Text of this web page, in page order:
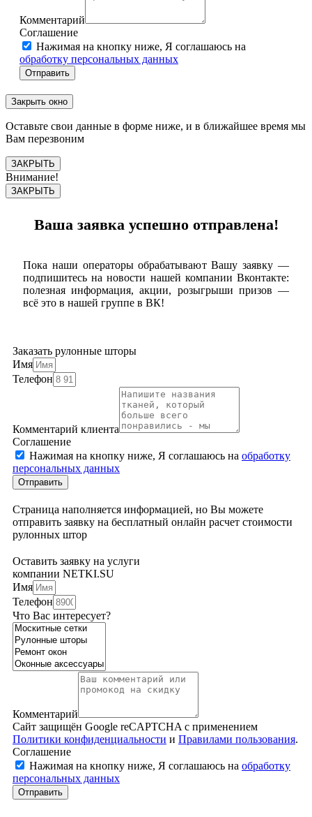
Комментарий
Соглашение
Нажимая на кнопку ниже, Я соглашаюсь на
обработку персональных данных
Отправить
Закрыть окно
Оставьте свои данные в форме ниже, и в ближайшее время мы
Вам перезвоним
ЗАКРЫТЬ
Внимание!
ЗАКРЫТЬ
Ваша заявка успешно отправлена!
Пока наши операторы обрабатывают Вашу заявку —
подпишитесь на новости нашей компании Вконтакте:
полезная информация, акции, розыгрыши призов —
всё это в нашей группе в ВК!
Заказать рулонные шторы
Имя
Телефон
Комментарий клиента
Соглашение
Нажимая на кнопку ниже, Я соглашаюсь на обработку
персональных данных
Отправить
Страница наполняется информацией, но Вы можете
отправить заявку на бесплатный онлайн расчет стоимости
рулонных штор
Оставить заявку на услуги
компании NETKI.SU
Имя
Телефон
Что Вас интересует?
Комментарий
Сайт защищён Google reCAPTCHA с применением
Политики конфиденциальности и Правилами пользования.
Соглашение
Нажимая на кнопку ниже, Я соглашаюсь на обработку
персональных данных
Отправить